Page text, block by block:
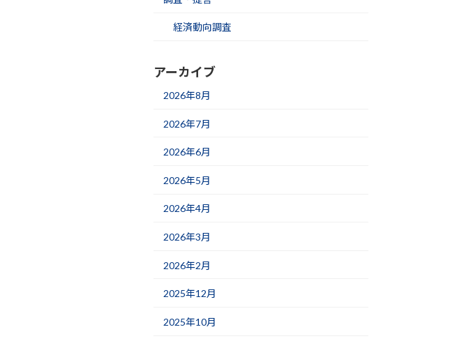
経済動向調査
アーカイブ
2026年8月
2026年7月
2026年6月
2026年5月
2026年4月
2026年3月
2026年2月
2025年12月
2025年10月